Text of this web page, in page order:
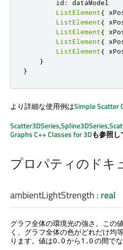
        id
:
dataModel
ListElement{
ListElement{
ListElement{
ListElement{
ListElement{
}
}
より詳細な使用例はSimple Scatter
Scatter3DSeries,Spline3DSeries,
GraphsC++ Classes for 3Dも参照
プロパティのドキ
ambientLightStrength : real
グラフ全体の環境光の強さ。この
く、グラフ全体の色がどれだけ均
ります。値は0.0から1.0の間で